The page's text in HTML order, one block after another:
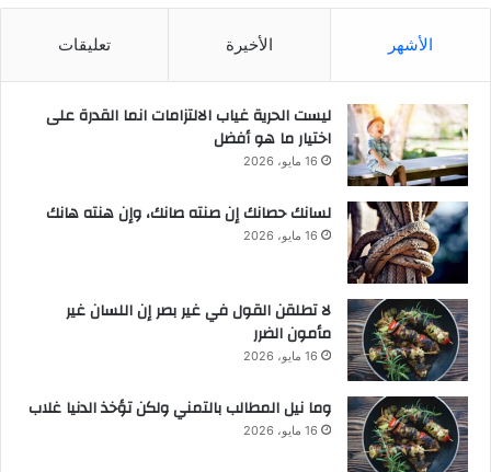
الأشهر الأخيرة تعليقات
ليست الحرية غياب الالتزامات انما القدرة على
اختيار ما هو أفضل
16 مايو، 2026
لسانك حصانك إن صنته صانك، وإن هنته هانك
16 مايو، 2026
لا تطلقن القول في غير بصر إن اللسان غير
مأمون الضرر
16 مايو، 2026
وما نيل المطالب بالتمني ولكن تؤخذ الدنيا غلاب
16 مايو، 2026